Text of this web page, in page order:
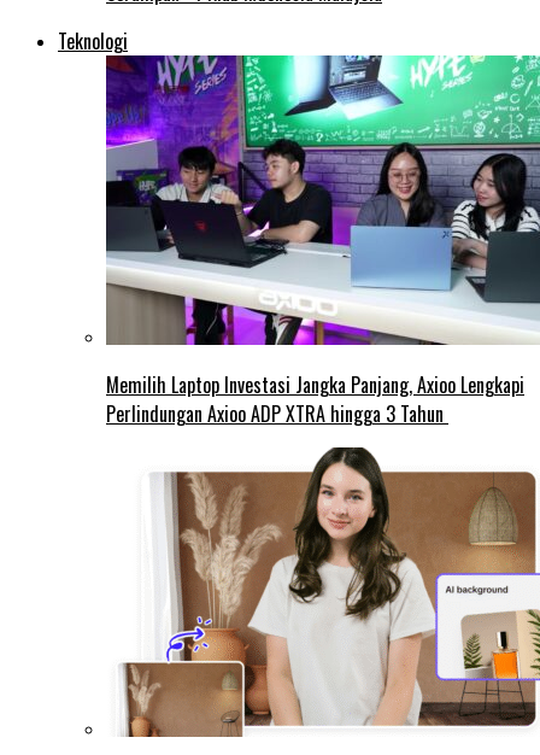
Teknologi
Memilih Laptop Investasi Jangka Panjang, Axioo Lengkapi
Perlindungan Axioo ADP XTRA hingga 3 Tahun